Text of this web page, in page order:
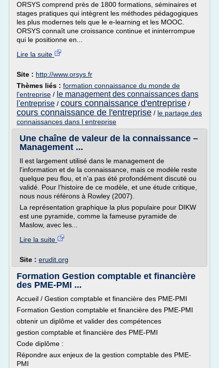
ORSYS comprend près de 1800 formations, séminaires et
stages pratiques qui intègrent les méthodes pédagogiques
les plus modernes tels que le e-learning et les MOOC.
ORSYS connaît une croissance continue et ininterrompue
qui le positionne en...
Lire la suite
Site : http://www.orsys.fr
Thèmes liés : formation connaissance du monde de
l'entreprise / le management des connaissances dans
l'entreprise / cours connaissance d'entreprise /
cours connaissance de l'entreprise / le partage des
connaissances dans l entreprise
Une chaîne de valeur de la connaissance –
Management ...
Il est largement utilisé dans le management de
l'information et de la connaissance, mais ce modèle reste
quelque peu flou, et n'a pas été profondément discuté ou
validé. Pour l'histoire de ce modèle, et une étude critique,
nous nous référons à Rowley (2007).
La représentation graphique la plus populaire pour DIKW
est une pyramide, comme la fameuse pyramide de
Maslow, avec les...
Lire la suite
Site : erudit.org
Formation Gestion comptable et financière
des PME-PMI ...
Accueil / Gestion comptable et financière des PME-PMI
Formation Gestion comptable et financière des PME-PMI
obtenir un diplôme et valider des compétences
gestion comptable et financière des PME-PMI
Code diplôme :
Répondre aux enjeux de la gestion comptable des PME-
PMI